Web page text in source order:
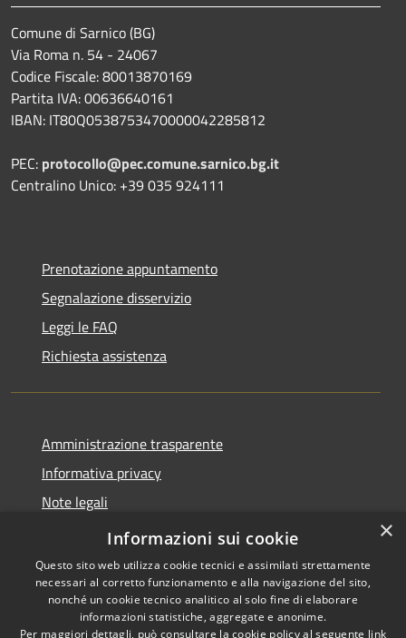
Comune di Sarnico (BG)
Via Roma n. 54 - 24067
Codice Fiscale: 80013870169
Partita IVA: 00636640161
IBAN: IT80Q0538753470000042285812
PEC: protocollo@pec.comune.sarnico.bg.it
Centralino Unico: +39 035 924111
Prenotazione appuntamento
Segnalazione disservizio
Leggi le FAQ
Richiesta assistenza
Amministrazione trasparente
Informativa privacy
Note legali
Dichiarazione di accessibilità
Copyright © 2026 • Comune di
×
Informazioni sui cookie
Questo sito web utilizza cookie tecnici e assimilati strettamente
necessari al corretto funzionamento e alla navigazione del sito,
nonché un cookie tecnico analitico al solo fine di elaborare
informazioni statistiche, aggregate e anonime.
Per maggiori dettagli, può consultare la cookie policy al seguente link